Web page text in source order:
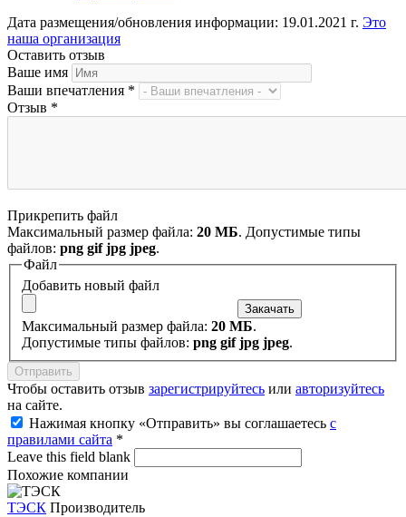
Дата размещения/обновления информации: 19.01.2021 г. Это
наша организация
Оставить отзыв
Ваше имя
Ваши впечатления *
Отзыв *
Прикрепить файл
Максимальный размер файла: 20 МБ. Допустимые типы
файлов: png gif jpg jpeg.
Файл
Добавить новый файл
Максимальный размер файла: 20 МБ.
Допустимые типы файлов: png gif jpg jpeg.
Чтобы оставить отзыв зарегистрируйтесь или авторизуйтесь
на сайте.
Нажимая кнопку «Отправить» вы соглашаетесь с
правилами сайта *
Leave this field blank
Похожие компании
ТЭСК Производитель